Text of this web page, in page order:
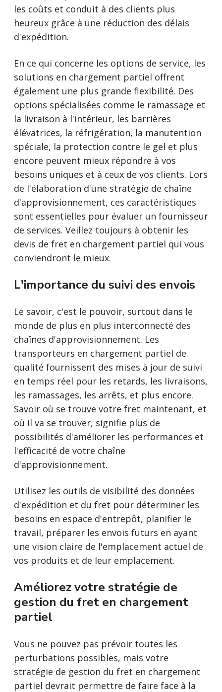
les coûts et conduit à des clients plus
heureux grâce à une réduction des délais
d'expédition.
En ce qui concerne les options de service, les
solutions en chargement partiel offrent
également une plus grande flexibilité. Des
options spécialisées comme le ramassage et
la livraison à l'intérieur, les barrières
élévatrices, la réfrigération, la manutention
spéciale, la protection contre le gel et plus
encore peuvent mieux répondre à vos
besoins uniques et à ceux de vos clients. Lors
de l'élaboration d'une stratégie de chaîne
d'approvisionnement, ces caractéristiques
sont essentielles pour évaluer un fournisseur
de services. Veillez toujours à obtenir les
devis de fret en chargement partiel qui vous
conviendront le mieux.
L'importance du suivi des envois
Le savoir, c'est le pouvoir, surtout dans le
monde de plus en plus interconnecté des
chaînes d'approvisionnement. Les
transporteurs en chargement partiel de
qualité fournissent des mises à jour de suivi
en temps réel pour les retards, les livraisons,
les ramassages, les arrêts, et plus encore.
Savoir où se trouve votre fret maintenant, et
où il va se trouver, signifie plus de
possibilités d'améliorer les performances et
l'efficacité de votre chaîne
d'approvisionnement.
Utilisez les outils de visibilité des données
d'expédition et du fret pour déterminer les
besoins en espace d'entrepôt, planifier le
travail, préparer les envois futurs en ayant
une vision claire de l'emplacement actuel de
vos produits et de leur emplacement.
Améliorez votre stratégie de
gestion du fret en chargement
partiel
Vous ne pouvez pas prévoir toutes les
perturbations possibles, mais votre
stratégie de gestion du fret en chargement
partiel devrait permettre de faire face à la